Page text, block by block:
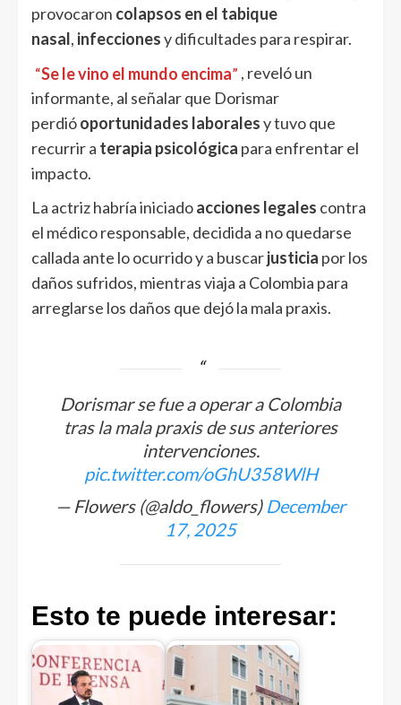
provocaron colapsos en el tabique
nasal, infeccionesy dificultades para respirar.
“Se le vino el mundo encima” , reveló un
informante, al señalar que Dorismar
perdióoportunidades laboralesy tuvo que
recurrir a terapia psicológica para enfrentar el
impacto.
La actriz habría iniciadoacciones legales contra
el médico responsable, decidida a no quedarse
callada ante lo ocurrido y a buscarjusticia por los
daños sufridos, mientras viaja a Colombia para
arreglarse los daños que dejó la mala praxis.
Dorismar se fue a operar a Colombia
tras la mala praxis de sus anteriores
intervenciones.
pic.twitter.com/oGhU358WlH
— Flowers (@aldo_flowers) December
17, 2025
Esto te puede interesar: